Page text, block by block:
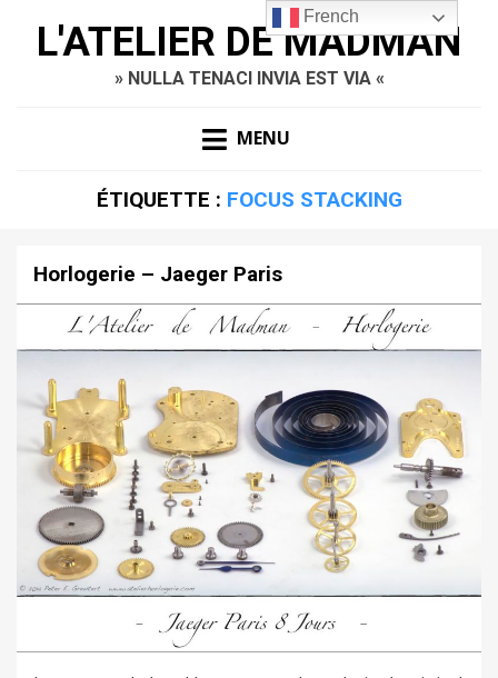
L'ATELIER DE MADMAN
» NULLA TENACI INVIA EST VIA «
MENU
ÉTIQUETTE : FOCUS STACKING
Horlogerie – Jaeger Paris
French